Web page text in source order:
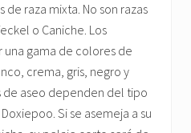
de raza mixta. No son razas
o Caniche. Los
gama de colores de
crema, gris, negro y
de aseo dependen del tipo
Si se asemeja a su